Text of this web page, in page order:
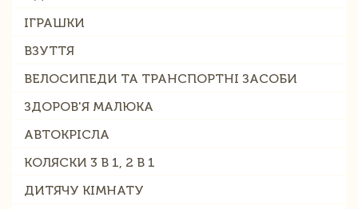
ІГРАШКИ
ВЗУТТЯ
ВЕЛОСИПЕДИ ТА ТРАНСПОРТНІ ЗАСОБИ
ЗДОРОВ'Я МАЛЮКА
АВТОКРІСЛА
КОЛЯСКИ 3 В 1, 2 В 1
ДИТЯЧУ КІМНАТУ